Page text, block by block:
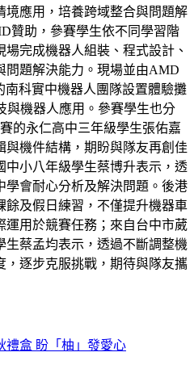
境應用，培養跨域整合與問題解
贊助，參賽學生依不同學習階
完成機器人組裝、程式設計、
問題解決能力。現場並由AMD
南科實中機器人團隊設置體驗攤
與機器人應用。參賽學生也分
的永仁高中三年級學生張佑嘉
機件結構，期盼與隊友再創佳
中小八年級學生蔡博升表示，透
學會耐心分析及解決問題。後港
餘及假日練習，不僅提升機器車
運用於競賽任務；來自台中市葳
蔡孟均表示，透過不斷調整機
，逐步克服挑戰，期待與隊友攜
禮盒 盼「柚」發愛心